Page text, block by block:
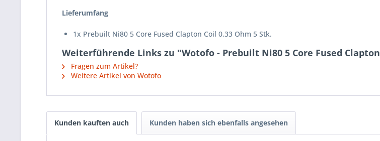
Lieferumfang
1x Prebuilt Ni80 5 Core Fused Clapton Coil 0,33 Ohm 5 Stk.
Weiterführende Links zu "Wotofo - Prebuilt Ni80 5 Core Fused Clapton
Fragen zum Artikel?
Weitere Artikel von Wotofo
Kunden kauften auch Kunden haben sich ebenfalls angesehen